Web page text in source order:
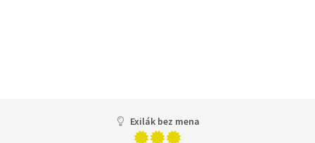
Exilák bez mena